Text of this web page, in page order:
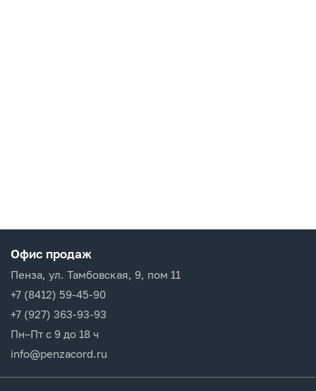
Офис продаж
Пенза, ул. Тамбовская, 9, пом 11
+7 (8412) 59-45-90
+7 (927) 363-93-93
Пн–Пт с 9 до 18 ч
info@penzacord.ru